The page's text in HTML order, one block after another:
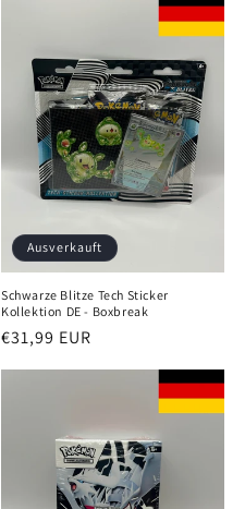
Ausverkauft
Schwarze Blitze Tech Sticker
Kollektion DE - Boxbreak
Normaler
€31,99 EUR